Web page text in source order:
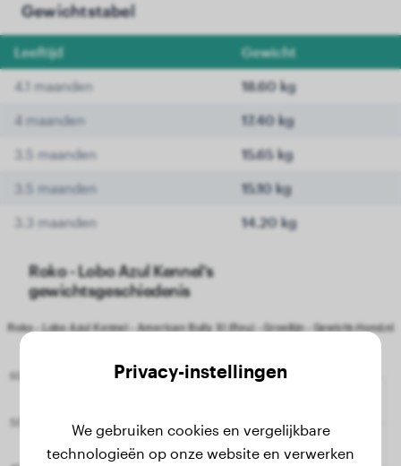
Gewichtstabel
Leeftijd Gewicht
4.1 maanden 18.60 kg
4 maanden 17.40 kg
3.5 maanden 15.65 kg
3.5 maanden 15.10 kg
3.3 maanden 14.20 kg
Roko - Lobo Azul Kennel's
gewichtsgeschiedenis
Privacy-instellingen
We gebruiken cookies en vergelijkbare
technologieën op onze website en verwerken